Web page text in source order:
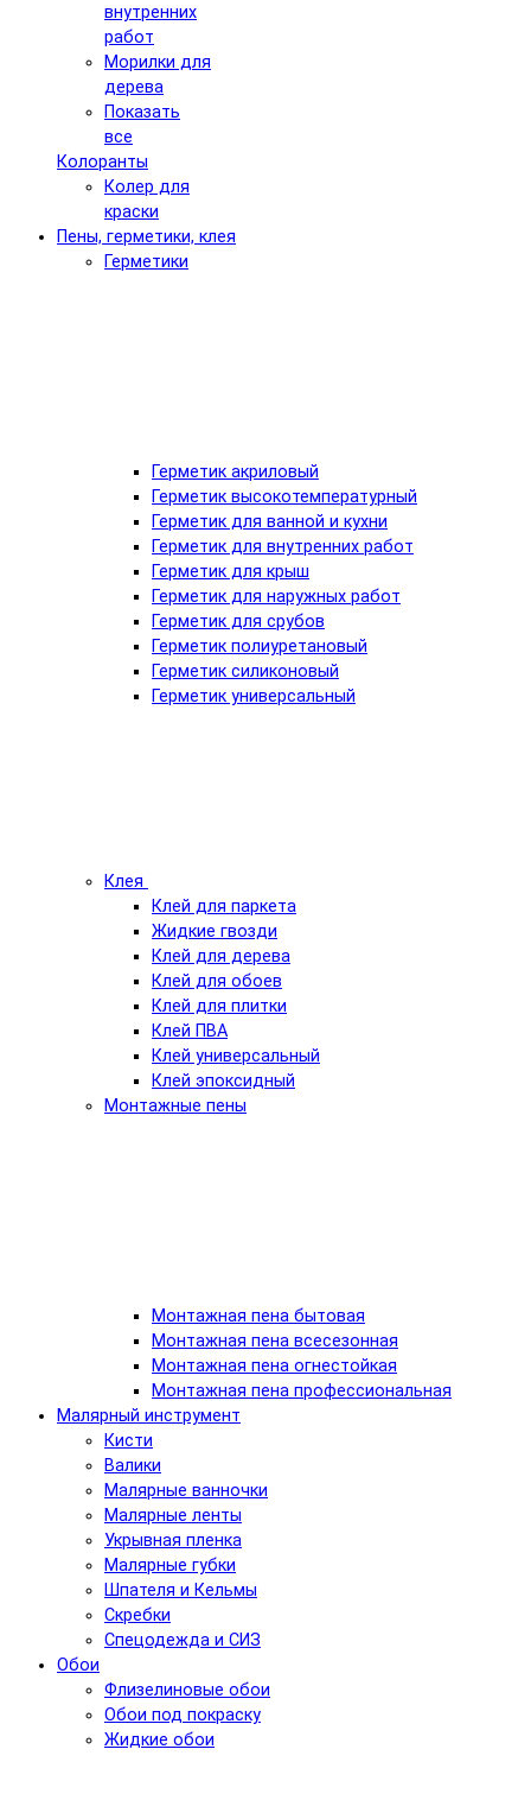
внутренних
работ
Морилки для
дерева
Показать
все
Колоранты
Колер для
краски
Пены, герметики, клея
Герметики
Герметик акриловый
Герметик высокотемпературный
Герметик для ванной и кухни
Герметик для внутренних работ
Герметик для крыш
Герметик для наружных работ
Герметик для срубов
Герметик полиуретановый
Герметик силиконовый
Герметик универсальный
Клея
Клей для паркета
Жидкие гвозди
Клей для дерева
Клей для обоев
Клей для плитки
Клей ПВА
Клей универсальный
Клей эпоксидный
Монтажные пены
Монтажная пена бытовая
Монтажная пена всесезонная
Монтажная пена огнестойкая
Монтажная пена профессиональная
Малярный инструмент
Кисти
Валики
Малярные ванночки
Малярные ленты
Укрывная пленка
Малярные губки
Шпателя и Кельмы
Скребки
Спецодежда и СИЗ
Обои
Флизелиновые обои
Обои под покраску
Жидкие обои